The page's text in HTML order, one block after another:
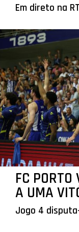
Em direto na
FC
A UMA
Jogo 4